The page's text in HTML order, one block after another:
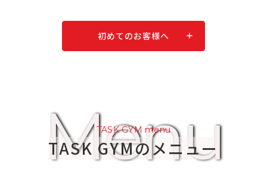
初めてのお客様へ
Menu
TASK GYM menu
TASK GYMのメニュー